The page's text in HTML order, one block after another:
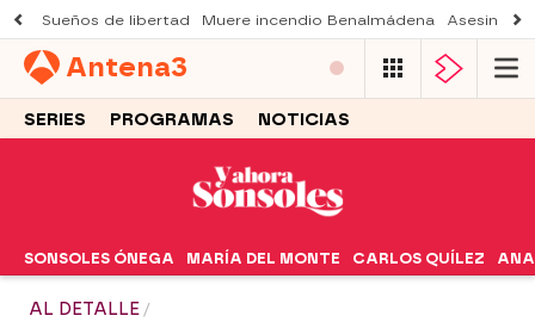
Sueños de libertad Muere incendio Benalmádena Asesinato
Antena3
SERIES PROGRAMAS NOTICIAS
SONSOLES ÓNEGA MARÍA DEL MONTE CARLOS QUÍLEZ ANA
AL DETALLE